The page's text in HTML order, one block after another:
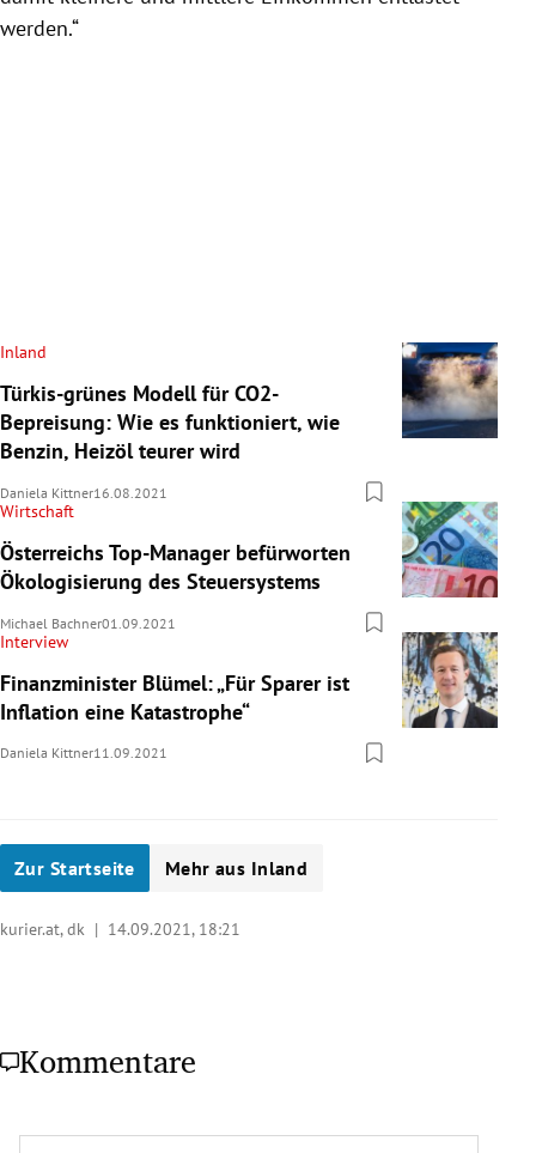
werden.“
Inland
Türkis-grünes Modell für CO2-
Bepreisung: Wie es funktioniert, wie
Benzin, Heizöl teurer wird
Daniela Kittner16.08.2021
Wirtschaft
Österreichs Top-Manager befürworten
Ökologisierung des Steuersystems
Michael Bachner01.09.2021
Interview
Finanzminister Blümel: „Für Sparer ist
Inflation eine Katastrophe“
Daniela Kittner11.09.2021
Zur Startseite Mehr aus Inland
kurier.at, dk | 14.09.2021, 18:21
Kommentare